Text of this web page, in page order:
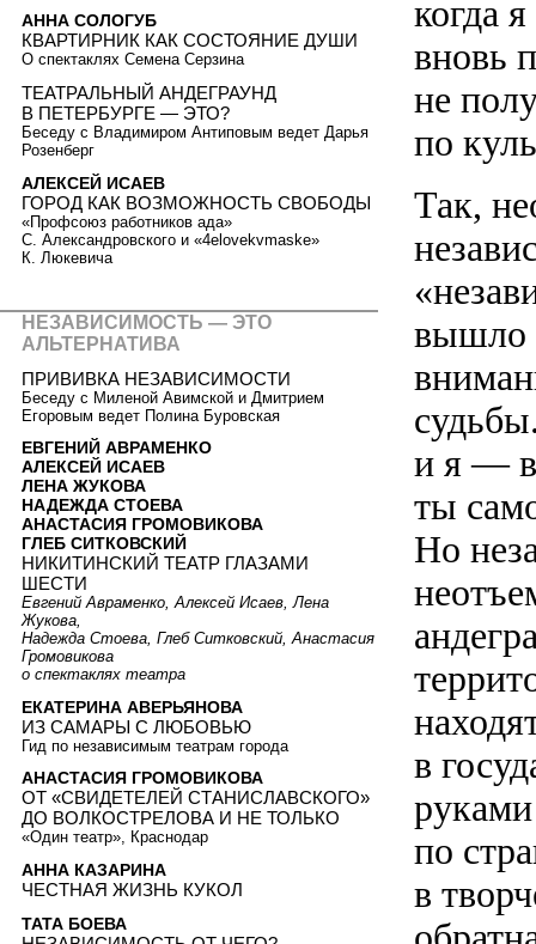
когда
вновь
не
по
Так,
вышло
и я —
ты
Но
в
по
в
АННА СОЛОГУБ
КВАРТИРНИК КАК СОСТОЯНИЕ ДУШИ
О спектаклях Семена Серзина
ТЕАТРАЛЬНЫЙ АНДЕГРАУНД
В ПЕТЕРБУРГЕ — ЭТО?
Беседу с Владимиром Антиповым ведет Дарья
Розенберг
АЛЕКСЕЙ ИСАЕВ
ГОРОД КАК ВОЗМОЖНОСТЬ СВОБОДЫ
«Профсоюз работников ада»
С. Александровского и «4elovekvmaske»
К. Люкевича
НЕЗАВИСИМОСТЬ — ЭТО
АЛЬТЕРНАТИВА
ПРИВИВКА НЕЗАВИСИМОСТИ
Беседу с Миленой Авимской и Дмитрием
Егоровым ведет Полина Буровская
ЕВГЕНИЙ АВРАМЕНКО
АЛЕКСЕЙ ИСАЕВ
ЛЕНА ЖУКОВА
НАДЕЖДА СТОЕВА
АНАСТАСИЯ ГРОМОВИКОВА
ГЛЕБ СИТКОВСКИЙ
НИКИТИНСКИЙ ТЕАТР ГЛАЗАМИ
ШЕСТИ
Евгений Авраменко, Алексей Исаев, Лена
Жукова,
Надежда Стоева, Глеб Ситковский, Анастасия
Громовикова
о спектаклях театра
ЕКАТЕРИНА АВЕРЬЯНОВА
ИЗ САМАРЫ С ЛЮБОВЬЮ
Гид по независимым театрам города
АНАСТАСИЯ ГРОМОВИКОВА
ОТ «СВИДЕТЕЛЕЙ СТАНИСЛАВСКОГО»
ДО ВОЛКОСТРЕЛОВА И НЕ ТОЛЬКО
«Один театр», Краснодар
АННА КАЗАРИНА
ЧЕСТНАЯ ЖИЗНЬ КУКОЛ
ТАТА БОЕВА